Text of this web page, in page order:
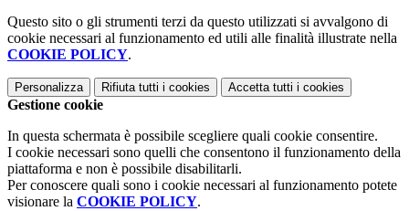
Questo sito o gli strumenti terzi da questo utilizzati si avvalgono di
cookie necessari al funzionamento ed utili alle finalità illustrate nella
COOKIE POLICY.
Personalizza Rifiuta tutti i cookies Accetta tutti i cookies
Gestione cookie
In questa schermata è possibile scegliere quali cookie consentire.
I cookie necessari sono quelli che consentono il funzionamento della
piattaforma e non è possibile disabilitarli.
Per conoscere quali sono i cookie necessari al funzionamento potete
visionare la COOKIE POLICY.